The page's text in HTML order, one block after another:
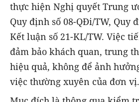
thực hiện Nghị quyết Trung
Quy định số 08-QĐi/TW, Quy
Kết luận số 21-KL/TW. Việc
đảm bảo khách quan, trung
hiệu quả, không để ảnh
việc thường xuyên của đơn vị.